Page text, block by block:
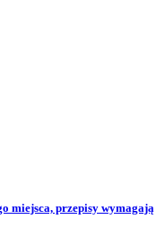
miejsca, przepisy wymagają